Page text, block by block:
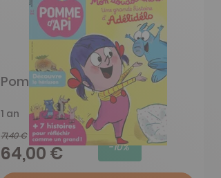
Pomme D'Api
1 an
71,40 €
64,00 € -10%